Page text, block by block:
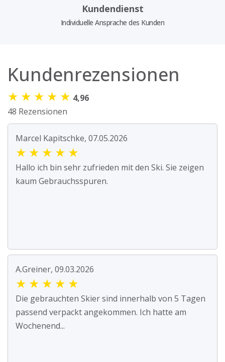
Kundendienst
Individuelle Ansprache des Kunden
Kundenrezensionen
★ ★ ★ ★ ★ 4,96
48 Rezensionen
Marcel Kapitschke, 07.05.2026
★ ★ ★ ★ ★
Hallo ich bin sehr zufrieden mit den Ski. Sie zeigen
kaum Gebrauchsspuren.
A.Greiner, 09.03.2026
★ ★ ★ ★ ★
Die gebrauchten Skier sind innerhalb von 5 Tagen
passend verpackt angekommen. Ich hatte am
Wochenend...